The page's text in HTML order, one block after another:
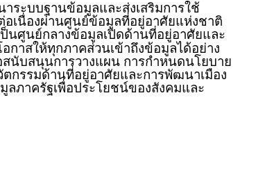
ระบบฐานข้อมูลและส่งเสริมการใช้
อเนื่องผ่านศูนย์ข้อมูลที่อยู่อาศัยแห่งชาติ
ป็นศูนย์กลางข้อมูลเปิดด้านที่อยู่อาศัยและ
กาสให้ทุกภาคส่วนเข้าถึงข้อมูลได้อย่าง
สนับสนุนการวางแผน การกำหนดนโยบาย
กรรมด้านที่อยู่อาศัยและการพัฒนาเมือง
ภาครัฐเพื่อประโยชน์ของสังคมและ